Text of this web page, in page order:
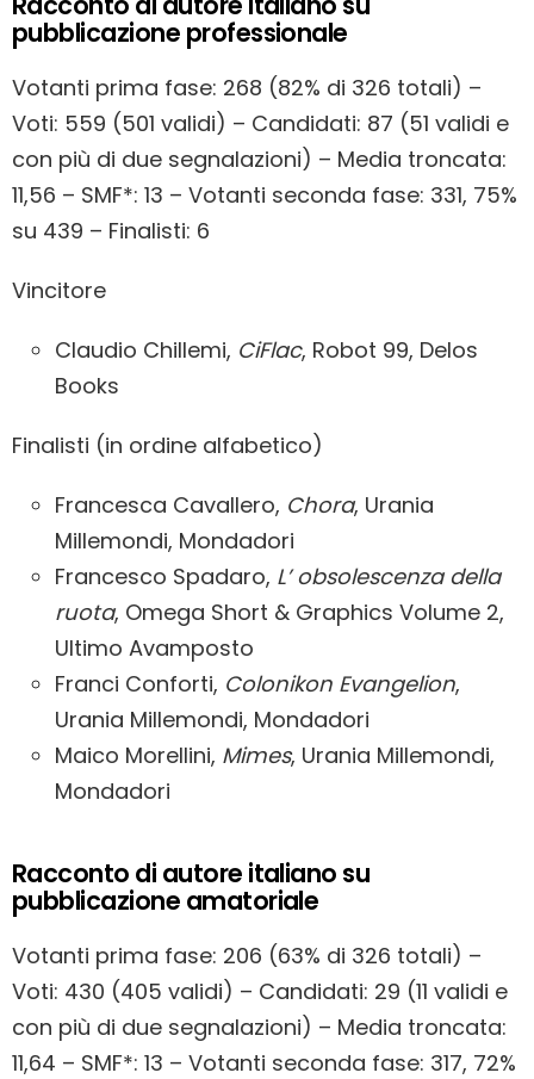
pubblicazione professionale
Votanti prima fase: 268 (82% di 326 totali) –
Voti: 559 (501 validi) – Candidati: 87 (51 validi e
con più di due segnalazioni) – Media troncata:
11,56 – SMF*: 13 – Votanti seconda fase: 331, 75%
su 439 – Finalisti: 6
Vincitore
Claudio Chillemi, CiFlac, Robot 99, Delos
Books
Finalisti (in ordine alfabetico)
Francesca Cavallero, Chora, Urania
Millemondi, Mondadori
Francesco Spadaro, L’ obsolescenza della
ruota, Omega Short & Graphics Volume 2,
Ultimo Avamposto
Franci Conforti, Colonikon Evangelion,
Urania Millemondi, Mondadori
Maico Morellini, Mimes, Urania Millemondi,
Mondadori
Racconto di autore italiano su
pubblicazione amatoriale
Votanti prima fase: 206 (63% di 326 totali) –
Voti: 430 (405 validi) – Candidati: 29 (11 validi e
con più di due segnalazioni) – Media troncata:
11,64 – SMF*: 13 – Votanti seconda fase: 317, 72%